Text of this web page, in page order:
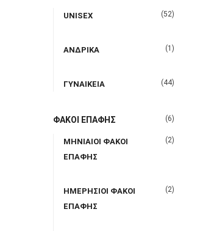
UNISEX (52)
ΑΝΔΡΙΚΑ (1)
ΓΥΝΑΙΚΕΙΑ (44)
ΦΑΚΟΙ ΕΠΑΦΗΣ (6)
ΜΗΝΙΑΙΟΙ ΦΑΚΟΙ
ΕΠΑΦΗΣ
(2)
ΗΜΕΡΗΣΙΟΙ ΦΑΚΟΙ
ΕΠΑΦΗΣ
(2)